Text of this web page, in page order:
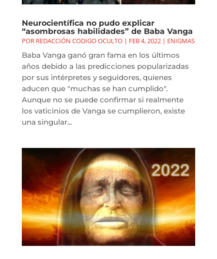
Neurocientífica no pudo explicar
“asombrosas habilidades” de Baba Vanga
POR REDACCIÓN CODIGO OCULTO| FEB 4, 2022| ENIGMAS
Baba Vanga ganó gran fama en los últimos
años debido a las predicciones popularizadas
por sus intérpretes y seguidores, quienes
aducen que "muchas se han cumplido".
Aunque no se puede confirmar si realmente
los vaticinios de Vanga se cumplieron, existe
una singular...